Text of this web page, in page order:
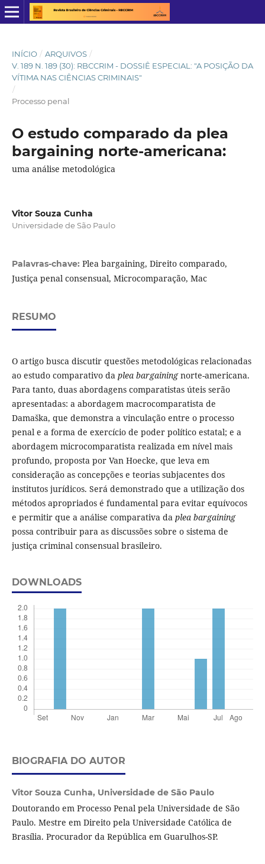
INÍCIO / ARQUIVOS /
V. 189 N. 189 (30): RBCCRIM - DOSSIÊ ESPECIAL: "A POSIÇÃO DA
VÍTIMA NAS CIÊNCIAS CRIMINAIS"
/
Processo penal
O estudo comparado da plea
bargaining norte-americana:
uma análise metodológica
Vitor Souza Cunha
Universidade de São Paulo
Palavras-chave: Plea bargaining, Direito comparado,
Justiça penal consensual, Microcomparação, Mac
RESUMO
O artigo busca discutir questões metodológicas relacionadas
ao estudo comparativo da plea bargainingnorte-americana.
Para tanto, duas abordagens comparatistas úteis serão
apresentadas: a abordagem macrocomparatista de
Damaška, que demonstra a vinculação entre o processo
penal e a forma de exercício de poder político estatal; e a
abordagem microcomparatista realizada em nível mais
profundo, proposta por Van Hoecke, que leva em
consideração as concepções e teorias subjacentes dos
institutos jurídicos. Será demonstrado que a utilização dos
métodos apropriados é fundamental para evitar equívocos
e permitir que a análise comparativa da plea bargaining
possa contribuir para as discussões sobre o sistema de
justiça criminal consensual brasileiro.
DOWNLOADS
BIOGRAFIA DO AUTOR
Vitor Souza Cunha, Universidade de São Paulo
Doutorando em Processo Penal pela Universidade de São
Paulo. Mestre em Direito pela Universidade Católica de
Brasília. Procurador da República em Guarulhos-SP.